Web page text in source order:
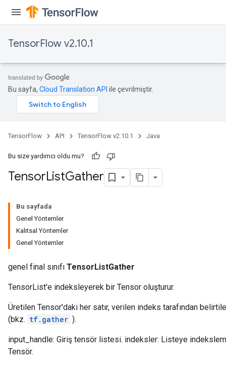
TensorFlow v2.10.1
Bu sayfa, Cloud Translation API ile çevrilmiştir.
TensorFlow API TensorFlow v2.10.1 Java
Bu size yardımcı oldu mu?
TensorListGather
Bu sayfada
Genel Yöntemler
Kalıtsal Yöntemler
Genel Yöntemler
genel final sınıfı TensorListGather
TensorList'e indeksleyerek bir Tensor oluşturur.
Üretilen Tensor'daki her satır, verilen indeks tarafından
(bkz. tf.gather ).
input_handle: Giriş tensör listesi. indeksler: Listeye
Tensör.